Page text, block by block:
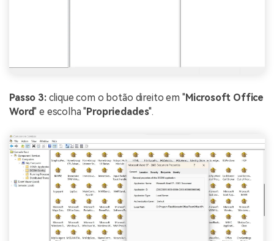
Passo 3:clique com o botão direito em "Microsoft Office
Word" e escolha "Propriedades".